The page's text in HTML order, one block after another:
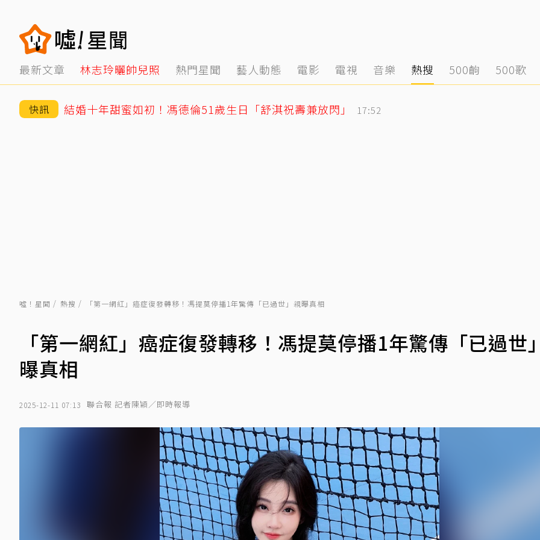
最新文章 林志玲曬帥兒照 熱門星聞 藝人動態 電影 電視 音樂 熱搜 500齣 500歌
快訊 結婚十年甜蜜如初！馮德倫51歲生日「舒淇祝壽兼放閃」 17:52
噓！星聞 熱搜 「第一網紅」癌症復發轉移！馮提莫停播1年驚傳「已過世」親曝真相
「第一網紅」癌症復發轉移！馮提莫停播1年驚傳「已過世
曝真相
2025-12-11 07:13 聯合報 記者陳穎／即時報導